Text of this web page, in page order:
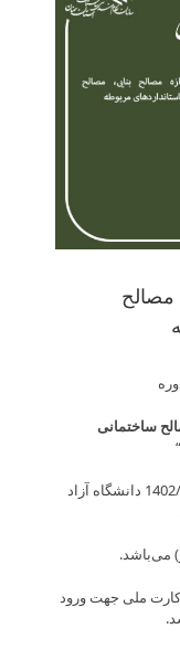
مصالح
ساختمانی
“
از ساعت 8 صبح روز سه شنبه مورخ 1402/06/21 دانشگاه آزاد
ملی جهت ورود